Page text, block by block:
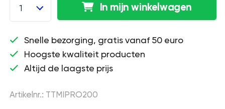
1 In mijn winkelwagen
Snelle bezorging, gratis vanaf 50 euro
Hoogste kwaliteit producten
Altijd de laagste prijs
Artikelnr.: TTMIPRO200